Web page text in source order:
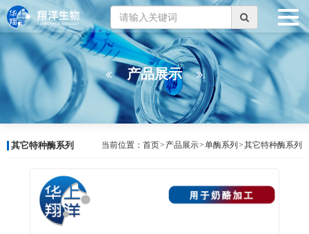
产品展示
其它特种酶系列 当前位置： 首页> 产品展示>单酶系列 >其它特种酶系列